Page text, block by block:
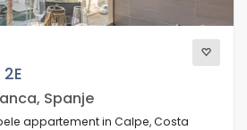
Spanje
appartement in Calpe, Costa